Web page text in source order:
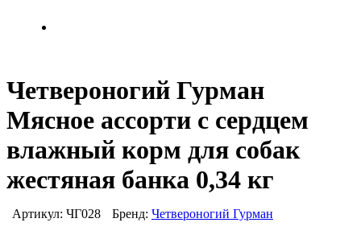
Четвероногий Гурман
Мясное ассорти с сердцем
влажный корм для собак
жестяная банка 0,34 кг
Артикул: ЧГ028 Бренд: Четвероногий Гурман